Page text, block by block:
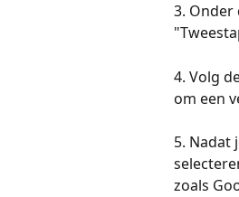
3. Onder
4. Volg
om een
5. Nadat
zoals